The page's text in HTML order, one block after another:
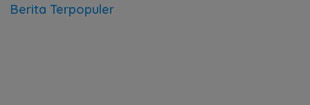
Berita Terpopuler